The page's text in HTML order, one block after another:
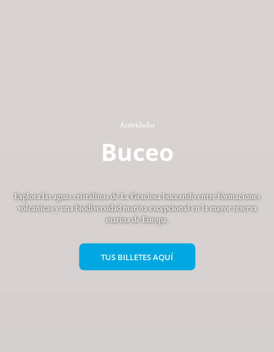
Actividades
Buceo
Explora las aguas cristalinas de La Graciosa buceando entre formaciones
volcánicas y una biodiversidad marina excepcional en la mayor reserva
marina de Europa.
TUS BILLETES AQUÍ